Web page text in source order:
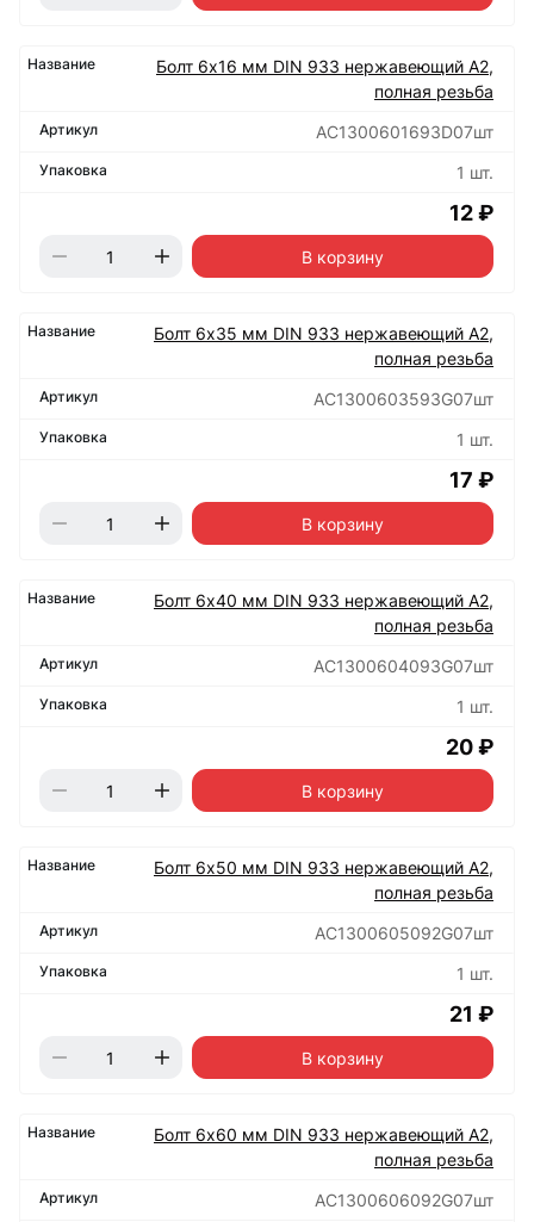
Болт 6х16 мм DIN 933 нержавеющий А2,
полная резьба
АС1300601693D07шт
1 шт.
12 ₽
В корзину
Болт 6х35 мм DIN 933 нержавеющий А2,
полная резьба
АС1300603593G07шт
1 шт.
17 ₽
В корзину
Болт 6х40 мм DIN 933 нержавеющий А2,
полная резьба
АС1300604093G07шт
1 шт.
20 ₽
В корзину
Болт 6х50 мм DIN 933 нержавеющий А2,
полная резьба
АС1300605092G07шт
1 шт.
21 ₽
В корзину
Болт 6х60 мм DIN 933 нержавеющий А2,
полная резьба
АС1300606092G07шт